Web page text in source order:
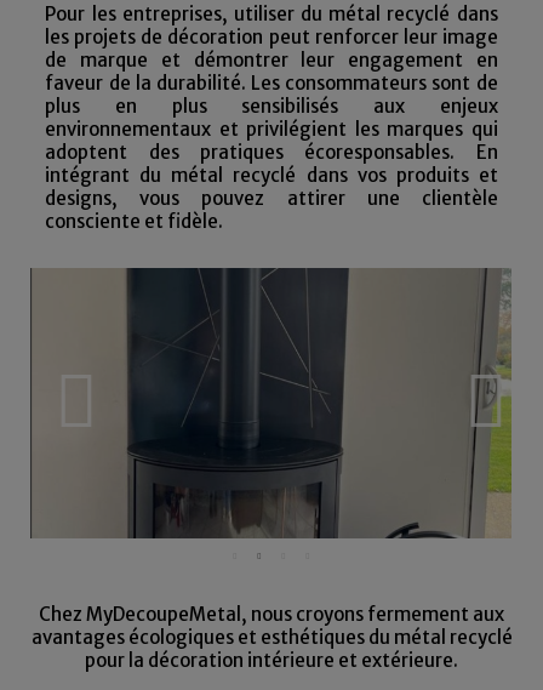
Pour les entreprises, utiliser du métal recyclé dans
les projets de décoration peut renforcer leur image
de marque et démontrer leur engagement en
faveur de la durabilité. Les consommateurs sont de
plus en plus sensibilisés aux enjeux
environnementaux et privilégient les marques qui
adoptent des pratiques écoresponsables. En
intégrant du métal recyclé dans vos produits et
designs, vous pouvez attirer une clientèle
consciente et fidèle.
Chez MyDecoupeMetal, nous croyons fermement aux
avantages écologiques et esthétiques du métal recyclé
pour la décoration intérieure et extérieure.